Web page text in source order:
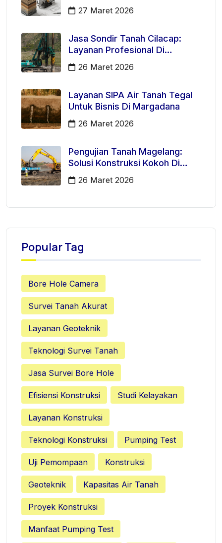
27 Maret 2026
Jasa Sondir Tanah Cilacap:
Layanan Profesional Di
Kecamatan Majenang
26 Maret 2026
Layanan SIPA Air Tanah Tegal
Untuk Bisnis Di Margadana
26 Maret 2026
Pengujian Tanah Magelang:
Solusi Konstruksi Kokoh Di
Mertoyudan
26 Maret 2026
Popular Tag
Bore Hole Camera
Survei Tanah Akurat
Layanan Geoteknik
Teknologi Survei Tanah
Jasa Survei Bore Hole
Efisiensi Konstruksi Studi Kelayakan
Layanan Konstruksi
Teknologi Konstruksi Pumping Test
Uji Pemompaan Konstruksi
Geoteknik Kapasitas Air Tanah
Proyek Konstruksi
Manfaat Pumping Test